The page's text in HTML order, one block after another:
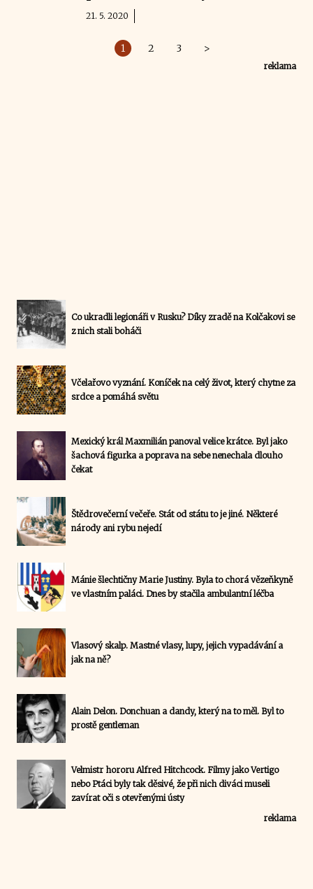
21. 5. 2020
1 2 3 >
reklama
Co ukradli legionáři v Rusku? Díky zradě na Kolčakovi se
z nich stali boháči
Včelařovo vyznání. Koníček na celý život, který chytne za
srdce a pomáhá světu
Mexický král Maxmilián panoval velice krátce. Byl jako
šachová figurka a poprava na sebe nenechala dlouho
čekat
Štědrovečerní večeře. Stát od státu to je jiné. Některé
národy ani rybu nejedí
Mánie šlechtičny Marie Justiny. Byla to chorá vězeňkyně
ve vlastním paláci. Dnes by stačila ambulantní léčba
Vlasový skalp. Mastné vlasy, lupy, jejich vypadávání a
jak na ně?
Alain Delon. Donchuan a dandy, který na to měl. Byl to
prostě gentleman
Velmistr hororu Alfred Hitchcock. Filmy jako Vertigo
nebo Ptáci byly tak děsivé, že při nich diváci museli
zavírat oči s otevřenými ústy
reklama